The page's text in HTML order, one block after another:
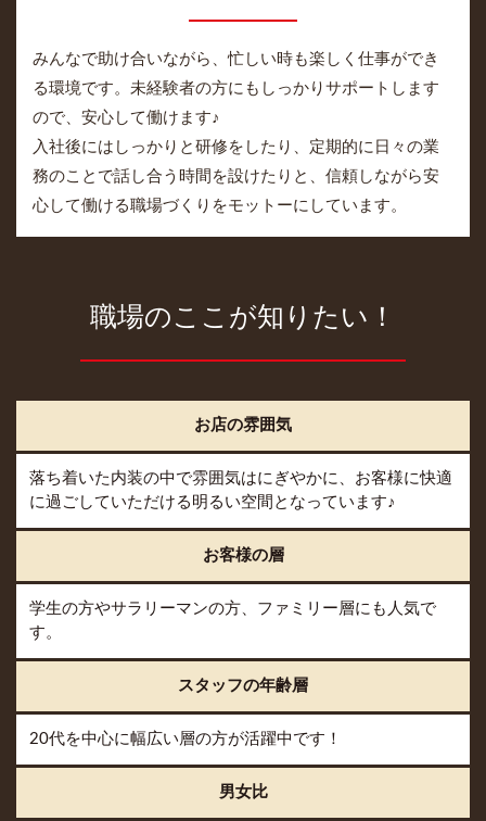
みんなで助け合いながら、忙しい時も楽しく仕事ができ
る環境です。未経験者の方にもしっかりサポートします
ので、安心して働けます♪
入社後にはしっかりと研修をしたり、定期的に日々の業
務のことで話し合う時間を設けたりと、信頼しながら安
心して働ける職場づくりをモットーにしています。
職場のここが知りたい！
お店の雰囲気
落ち着いた内装の中で雰囲気はにぎやかに、お客様に快適
に過ごしていただける明るい空間となっています♪
お客様の層
学生の方やサラリーマンの方、ファミリー層にも人気で
す。
スタッフの年齢層
20代を中心に幅広い層の方が活躍中です！
男女比